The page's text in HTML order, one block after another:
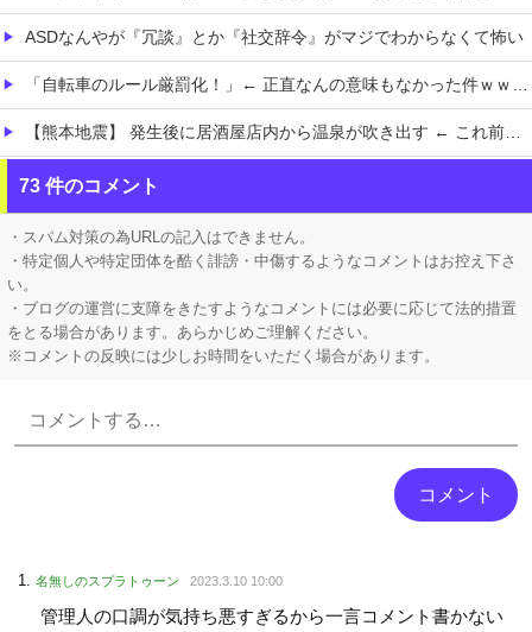
ASDなんやが『冗談』とか『社交辞令』がマジでわからなくて怖い
「自転車のルール厳罰化！」← 正直なんの意味もなかった件ｗｗｗｗｗｗｗｗ
【熊本地震】 発生後に居酒屋店内から温泉が吹き出す ← これ前触れじゃね？
【ホロEN】 カリオペ、劇場版『メイドインアビス』第一部の主題歌を担当！『アニソン歌手としてもどんどん駆け上がってるな』
【ホロライブ】 シャインマスカットとかいう物体贈答品として優秀すぎるよな
73 件のコメント
・スパム対策の為URLの記入はできません。
・特定個人や特定団体を酷く誹謗・中傷するようなコメントはお控え下さ
い。
・ブログの運営に支障をきたすようなコメントには必要に応じて法的措置
をとる場合があります。あらかじめご理解ください。
※コメントの反映には少しお時間をいただく場合があります。
名無しのスプラトゥーン 2023.3.10 10:00
管理人の口調が気持ち悪すぎるから一言コメント書かない